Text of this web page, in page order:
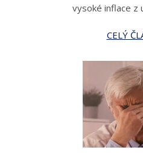
vysoké inflace z
CELÝ